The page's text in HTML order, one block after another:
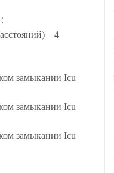
4
замыкании Icu
замыкании Icu
замыкании Icu